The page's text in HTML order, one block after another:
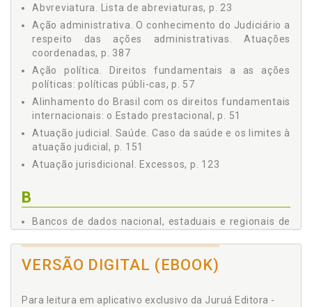
2.4 As Funções Políticas Estatais na Dotação dos Serviços
e Produtos Públicos ou Quem Tem a Responsabilidade
em Definir A Priori Políticas Públicas?, p. 85
2.4.1 Competência legislativa, p. 85
2.4.2 Planos, programas e o Executivo, p. 89
2.5 As Falhas dos Poderes Tradicionais no Exercício de
Alocar Recursos e Políticas Públicas. O Papel Corretivo do
Processo Civil, p. 95
2.5.1 Majoritarismo, p. 96
2.5.2 Public Choice, p. 108
2.5.3 Intervenção e controle, p. 118
3 OS EXCESSOS DA ATUAÇÃO JURISDICIONAL, p. 123
Políticas Públicas, p. 126
3.2.1 O orçamento e os custos dos direitos: o cobertor
curto, p. 126
3.2.2 A ausência de condições técnicas na alocação de
recursos, p. 135
3.2.4 Execução do julgado e dogmas do processo, p.
Abvreviatura. Lista de abreviaturas, p. 23
Ação administrativa. O conhecimento do Judiciário a
respeito das ações administrativas. Atuações
coordenadas, p. 387
Ação política. Direitos fundamentais a as ações
políticas: políticas públi-cas, p. 57
Alinhamento do Brasil com os direitos fundamentais
internacionais: o Estado prestacional, p. 51
Atuação judicial. Saúde. Caso da saúde e os limites à
atuação judicial, p. 151
Atuação jurisdicional. Excessos, p. 123
B
Bancos de dados nacional, estaduais e regionais de
conduta, p. 383
VERSÃO DIGITAL (EBOOK)
Para leitura em aplicativo exclusivo da Juruá Editora -